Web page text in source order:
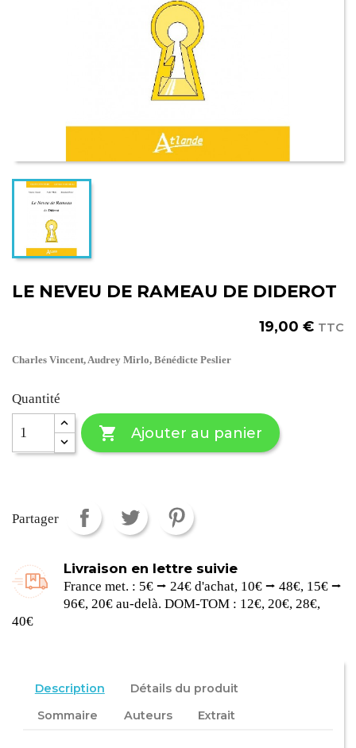
LE NEVEU DE RAMEAU DE DIDEROT
19,00 € TTC
Charles Vincent, Audrey Mirlo, Bénédicte Peslier
Quantité
 Ajouter au panier
Partager
Livraison en lettre suivie
France met. : 5€ ⭢ 24€ d'achat, 10€ ⭢ 48€, 15€ ⭢
96€, 20€ au-delà. DOM-TOM : 12€, 20€, 28€,
40€
Description
Détails du produit
Sommaire
Auteurs Extrait